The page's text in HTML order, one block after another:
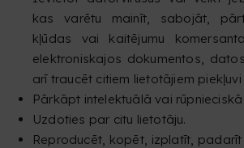
kas varētu mainīt, sabojāt,
kļūdas vai kaitējumu
elektroniskajos dokumentos,
arī traucēt citiem lietotājiem piekļuvi
Pārkāpt intelektuālā vai
Uzdoties par citu lietotāju.
Reproducēt, kopēt, izplatīt,